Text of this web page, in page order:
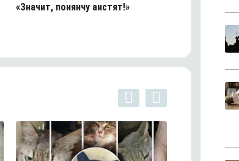
«Значит, понянчу аистят!»